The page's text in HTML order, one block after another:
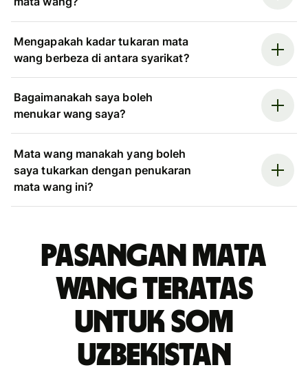
Mengapakah kadar tukaran mata
wang berbeza di antara syarikat?
Bagaimanakah saya boleh
menukar wang saya?
Mata wang manakah yang boleh
saya tukarkan dengan penukaran
mata wang ini?
Pasangan mata
wang teratas
untuk som
Uzbekistan